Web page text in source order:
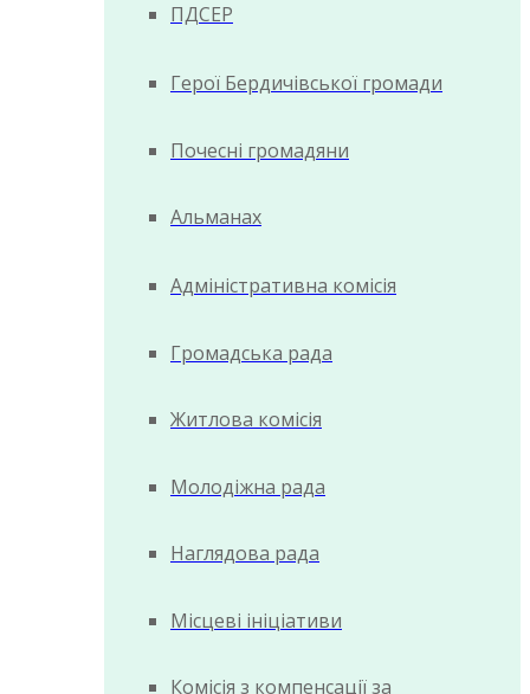
ПДСЕР
Герої Бердичівської громади
Почесні громадяни
Альманах
Адміністративна комісія
Громадська рада
Житлова комісія
Молодіжна рада
Наглядова рада
Місцеві ініціативи
Комісія з компенсації за